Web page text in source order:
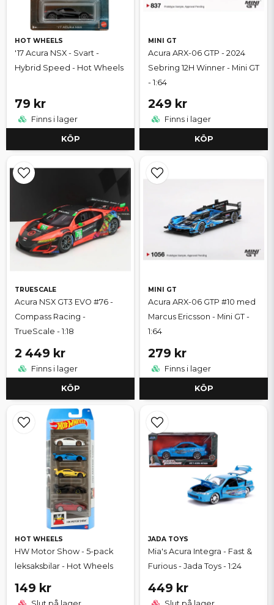
HOT WHEELS
'17 Acura NSX - Svart -
Hybrid Speed - Hot Wheels
79 kr
Finns i lager
KÖP
MINI GT
Acura ARX-06 GTP - 2024
Sebring 12H Winner - Mini GT
- 1:64
249 kr
Finns i lager
KÖP
TRUESCALE
Acura NSX GT3 EVO #76 -
Compass Racing -
TrueScale - 1:18
2 449 kr
Finns i lager
KÖP
MINI GT
Acura ARX-06 GTP #10 med
Marcus Ericsson - Mini GT -
1:64
279 kr
Finns i lager
KÖP
HOT WHEELS
HW Motor Show - 5-pack
leksaksbilar - Hot Wheels
149 kr
JADA TOYS
Mia's Acura Integra - Fast &
Furious - Jada Toys - 1:24
449 kr